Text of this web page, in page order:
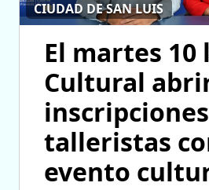
CIUDAD DE SAN LUIS
El martes 10
Cultural
talleristas
evento